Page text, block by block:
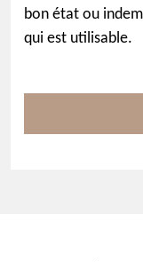
bon état ou
qui est utilisable.